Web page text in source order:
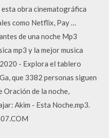
obra cinematográfica
como Netflix, Pay …
de una noche Mp3
mp3 y la mejor musica
- Explora el tablero
que 3382 personas siguen
Oración de la noche,
Akim - Esta Noche.mp3.